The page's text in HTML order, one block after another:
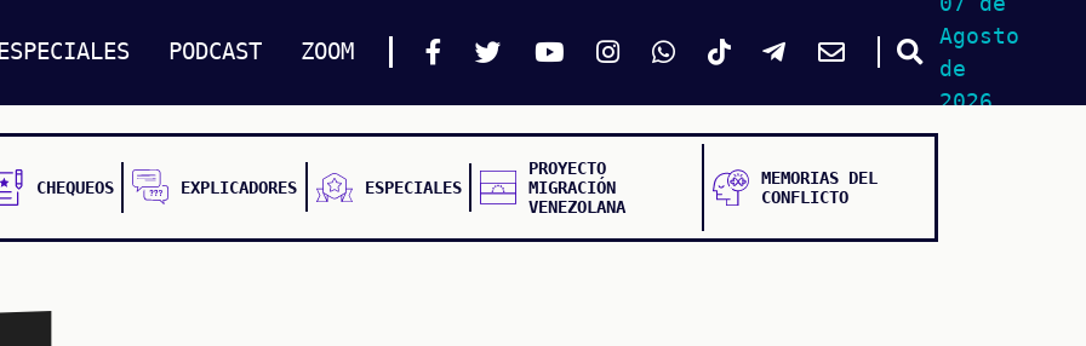
PODCAST ZOOM
Agosto
de
2026
CHEQUEOS EXPLICADORES ESPECIALES
PROYECTO
MIGRACIÓN
VENEZOLANA
MEMORIAS DEL
CONFLICTO